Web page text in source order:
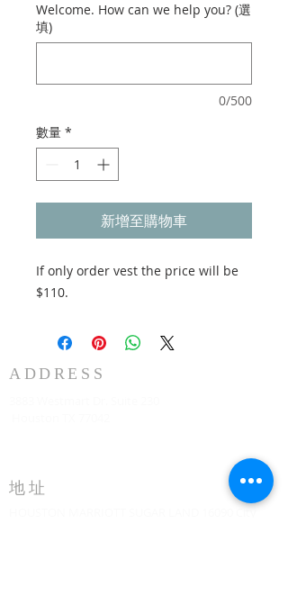
Welcome. How can we help you? (選
填)
0/500
數量 *
新增至購物車
If only order vest the price will be
$110.
ADDRESS
地址
HOUSTON MARRIOTT SUGAR LAND 16090 City